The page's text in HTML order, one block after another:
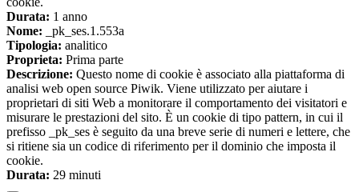
Durata: 1 anno
Nome: _pk_ses.1.553a
Tipologia: analitico
Proprieta: Prima parte
Descrizione: Questo nome di cookie è associato alla piattaforma di
analisi web open source Piwik. Viene utilizzato per aiutare i
proprietari di siti Web a monitorare il comportamento dei visitatori e
misurare le prestazioni del sito. È un cookie di tipo pattern, in cui il
prefisso _pk_ses è seguito da una breve serie di numeri e lettere, che
si ritiene sia un codice di riferimento per il dominio che imposta il
cookie.
Durata: 29 minuti